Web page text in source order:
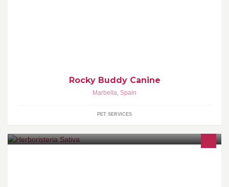
Rocky Buddy Canine
Marbella, Spain
PET SERVICES